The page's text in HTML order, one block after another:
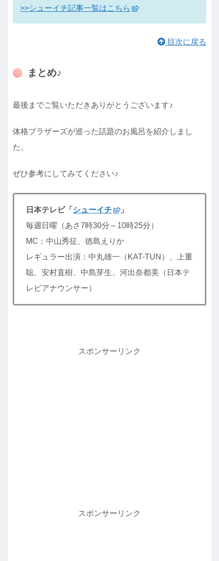
>>シューイチ記事一覧はこちら
目次に戻る
まとめ♪
最後までご覧いただきありがとうございます♪
体格ブラザーズが巡った話題のお風呂を紹介しまし
た。
ぜひ参考にしてみてください♪
日本テレビ「 シューイチ
」
毎週日曜（あさ7時30分～10時25分）
MC：中山秀征、徳島えりか
レギュラー出演：中丸雄一（KAT-TUN）、上重
聡、安村直樹、中島芽生、河出奈都美（日本テ
レビアナウンサー）
スポンサーリンク
スポンサーリンク